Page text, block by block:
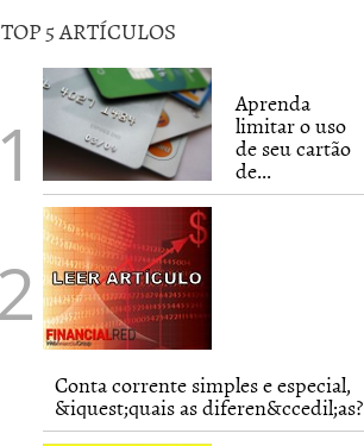
TOP 5 ARTÍCULOS
Aprenda
limitar o uso
de seu cartão
de...
Conta corrente simples e especial,
&iquest;quais as diferen&ccedil;as?